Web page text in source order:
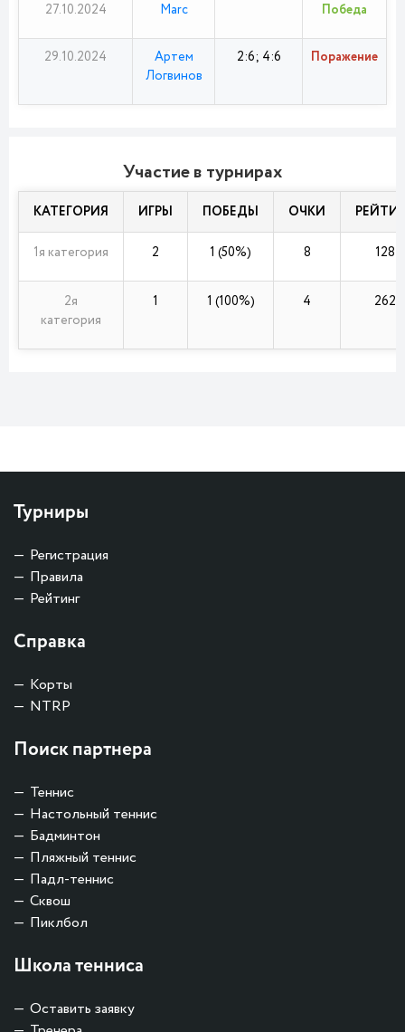
27.10.2024 Marc Победа
29.10.2024
Артем
Логвинов
2:6; 4:6 Поражение
Участие в турнирах
КАТЕГОРИЯ ИГРЫ ПОБЕДЫ ОЧКИ
1я категория 2 1 (50%) 8 128
2я
категория
1 1 (100%) 4 262
Турниры
Регистрация
Правила
Рейтинг
Справка
Корты
NTRP
Поиск партнера
Теннис
Настольный теннис
Бадминтон
Пляжный теннис
Падл-теннис
Сквош
Пиклбол
Школа тенниса
Оставить заявку